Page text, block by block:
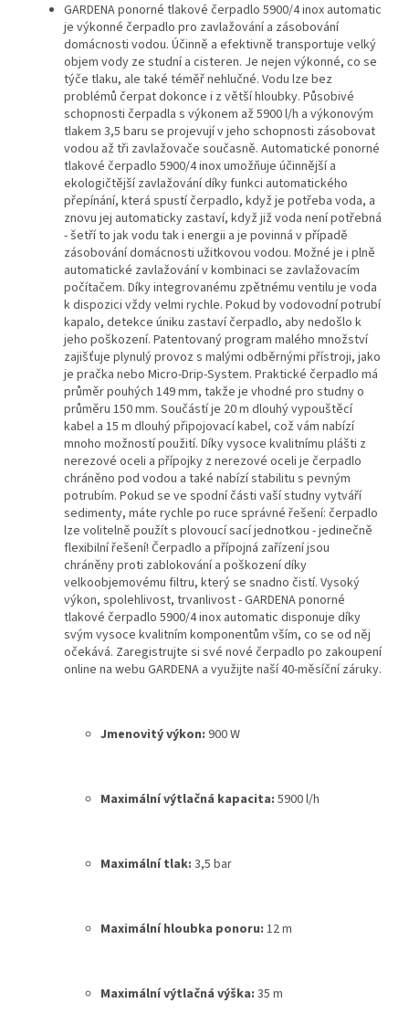
GARDENA ponorné tlakové čerpadlo 5900/4 inox automatic
je výkonné čerpadlo pro zavlažování a zásobování
domácnosti vodou. Účinně a efektivně transportuje velký
objem vody ze studní a cisteren. Je nejen výkonné, co se
týče tlaku, ale také téměř nehlučné. Vodu lze bez
problémů čerpat dokonce i z větší hloubky. Působivé
schopnosti čerpadla s výkonem až 5900 l/h a výkonovým
tlakem 3,5 baru se projevují v jeho schopnosti zásobovat
vodou až tři zavlažovače současně. Automatické ponorné
tlakové čerpadlo 5900/4 inox umožňuje účinnější a
ekologičtější zavlažování díky funkci automatického
přepínání, která spustí čerpadlo, když je potřeba voda, a
znovu jej automaticky zastaví, když již voda není potřebná
- šetří to jak vodu tak i energii a je povinná v případě
zásobování domácnosti užitkovou vodou. Možné je i plně
automatické zavlažování v kombinaci se zavlažovacím
počítačem. Díky integrovanému zpětnému ventilu je voda
k dispozici vždy velmi rychle. Pokud by vodovodní potrubí
kapalo, detekce úniku zastaví čerpadlo, aby nedošlo k
jeho poškození. Patentovaný program malého množství
zajišťuje plynulý provoz s malými odběrnými přístroji, jako
je pračka nebo Micro-Drip-System. Praktické čerpadlo má
průměr pouhých 149 mm, takže je vhodné pro studny o
průměru 150 mm. Součástí je 20 m dlouhý vypouštěcí
kabel a 15 m dlouhý připojovací kabel, což vám nabízí
mnoho možností použití. Díky vysoce kvalitnímu plášti z
nerezové oceli a přípojky z nerezové oceli je čerpadlo
chráněno pod vodou a také nabízí stabilitu s pevným
potrubím. Pokud se ve spodní části vaší studny vytváří
sedimenty, máte rychle po ruce správné řešení: čerpadlo
lze volitelně použít s plovoucí sací jednotkou - jedinečně
flexibilní řešení! Čerpadlo a přípojná zařízení jsou
chráněny proti zablokování a poškození díky
velkoobjemovému filtru, který se snadno čistí. Vysoký
výkon, spolehlivost, trvanlivost - GARDENA ponorné
tlakové čerpadlo 5900/4 inox automatic disponuje díky
svým vysoce kvalitním komponentům vším, co se od něj
očekává. Zaregistrujte si své nové čerpadlo po zakoupení
online na webu GARDENA a využijte naší 40-měsíční záruky.
Jmenovitý výkon: 900 W
Maximální výtlačná kapacita: 5900 l/h
Maximální tlak: 3,5 bar
Maximální hloubka ponoru: 12 m
Maximální výtlačná výška: 35 m